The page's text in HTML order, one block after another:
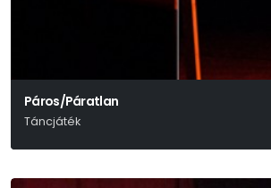
Páros/Páratlan
Táncjáték